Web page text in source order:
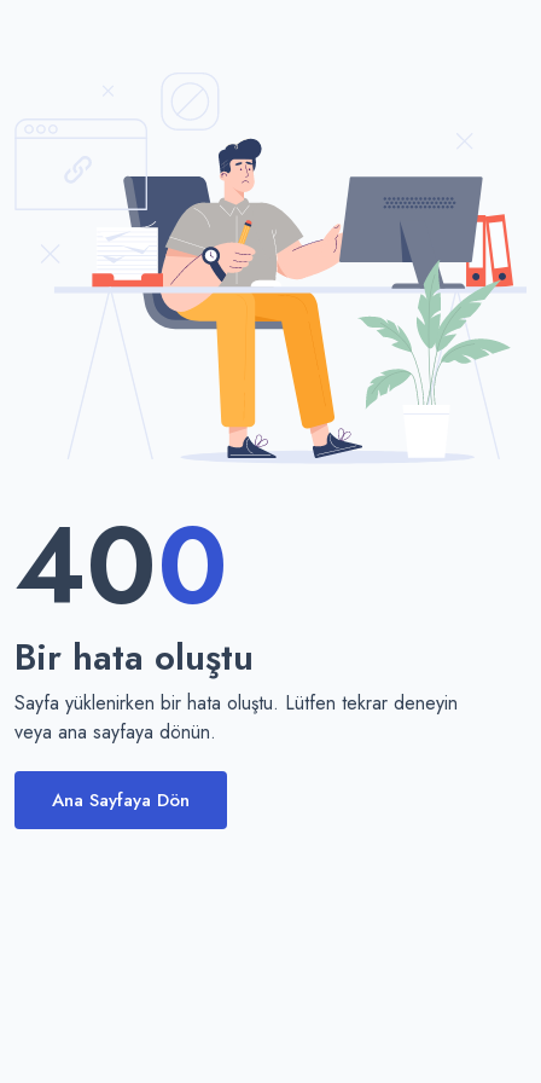
400
Bir hata oluştu
Sayfa yüklenirken bir hata oluştu. Lütfen tekrar deneyin
veya ana sayfaya dönün.
Ana Sayfaya Dön